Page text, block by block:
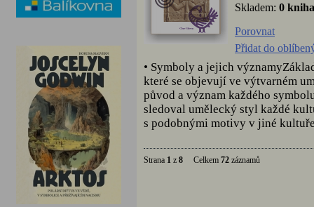
Skladem: 0 kniha
Porovnat
Přidat do
• Symboly a jejich
které se objevují ve výtvarném
původ a význam každého
sledoval umělecký styl každé
s podobnými motivy v jiné
Strana 1 z 8 Celkem 72 záznamů